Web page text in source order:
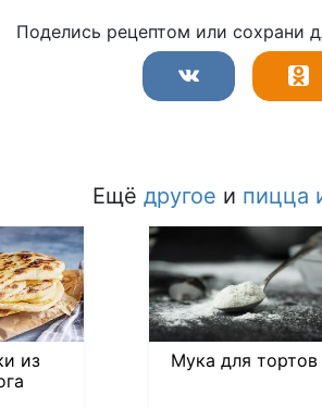
Поделись рецептом или сохрани
Ещё другое и пицца
из
Мука для тортов